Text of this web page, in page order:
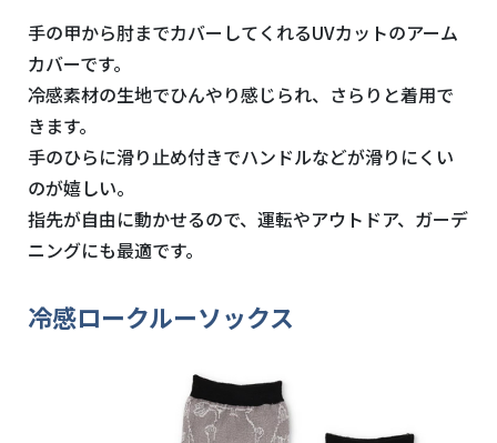
手の甲から肘までカバーしてくれるUVカットのアーム
カバーです。
冷感素材の生地でひんやり感じられ、さらりと着用で
きます。
手のひらに滑り止め付きでハンドルなどが滑りにくい
のが嬉しい。
指先が自由に動かせるので、運転やアウトドア、ガーデ
ニングにも最適です。
冷感ロークルーソックス